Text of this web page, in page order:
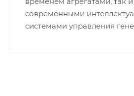
современными
системами управления